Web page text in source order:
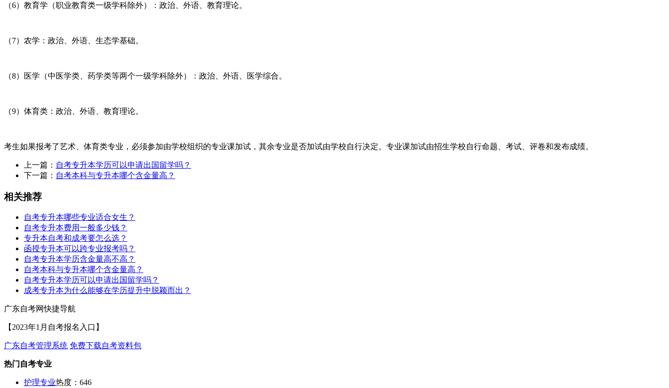
（6）教育学（职业教育类一级学科除外）：政治、外语、教育理论。
（7）农学：政治、外语、生态学基础。
（8）医学（中医学类、药学类等两个一级学科除外）：政治、外语、医学综合。
（9）体育类：政治、外语、教育理论。
考生如果报考了艺术、体育类专业，必须参加由学校组织的专业课加试，其余专业是否加试由学校自行决定。专业课加试由招生学校自行命题、考试、评卷和发布成绩。
上一篇： 自考专升本学历可以申请出国留学吗？
下一篇： 自考本科与专升本哪个含金量高？
相关推荐
自考专升本哪些专业适合女生？
自考专升本费用一般多少钱？
专升本自考和成考要怎么选？
函授专升本可以跨专业报考吗？
自考专升本学历含金量高不高？
自考本科与专升本哪个含金量高？
自考专升本学历可以申请出国留学吗？
成考专升本为什么能够在学历提升中脱颖而出？
广东自考网快捷导航
【2023年1月自考报名入口】
广东自考管理系统 免费下载自考资料包
热门自考专业
护理专业热度：646